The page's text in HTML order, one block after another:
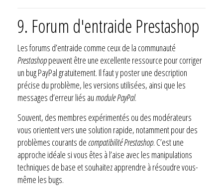
9. Forum d'entraide Prestashop
Les forums d’entraide comme ceux de la communauté
Prestashoppeuvent être une excellente ressource pour corriger
un bug PayPal gratuitement. Il faut y poster une description
précise du problème, les versions utilisées, ainsi que les
messages d’erreur liés au module PayPal.
Souvent, des membres expérimentés ou des modérateurs
vous orientent vers une solution rapide, notamment pour des
problèmes courants de compatibilité Prestashop. C’est une
approche idéale si vous êtes à l’aise avec les manipulations
techniques de base et souhaitez apprendre à résoudre vous-
même les bugs.